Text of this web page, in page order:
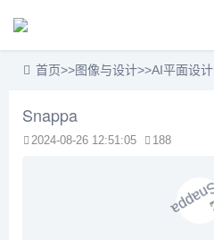
首页>>图像与设计>>AI平面设计
Snappa
2024-08-26 12:51:05 188